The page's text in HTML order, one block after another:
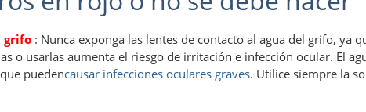
grifo : Nunca exponga las lentes de contacto al agua del grifo, ya
o usarlas aumenta el riesgo de irritación e infección ocular. El
puedencausar infecciones oculares graves. Utilice siempre la